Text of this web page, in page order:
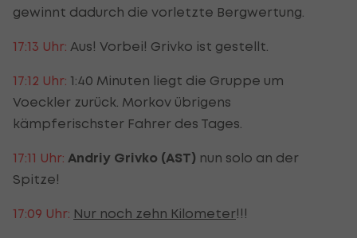
gewinnt dadurch die vorletzte Bergwertung.
17:13 Uhr: Aus! Vorbei! Grivko ist gestellt.
17:12 Uhr: 1:40 Minuten liegt die Gruppe um
Voeckler zurück. Morkov übrigens
kämpferischster Fahrer des Tages.
17:11 Uhr: Andriy Grivko (AST) nun solo an der
Spitze!
17:09 Uhr: Nur noch zehn Kilometer!!!